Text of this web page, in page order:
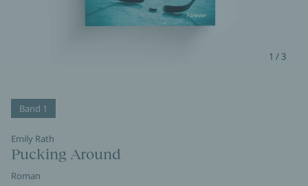
1 / 3
Band 1
Emily Rath
Pucking Around
Roman